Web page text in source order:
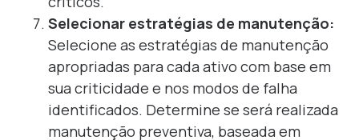
Selecionar estratégias de manutenção:
Selecione as estratégias de manutenção
apropriadas para cada ativo com base em
sua criticidade e nos modos de falha
identificados. Determine se será realizada
manutenção preventiva, baseada em